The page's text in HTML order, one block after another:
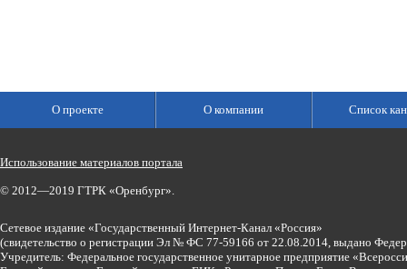
О проекте О компании Список
Использование материалов портала
© 2012—2019 ГТРК «Оренбург».
Сетевое издание «Государственный Интернет-Канал «Россия»
(свидетельство о регистрации Эл № ФС 77-59166 от 22.08.2014, выдано
Учредитель: Федеральное государственное унитарное предприятие